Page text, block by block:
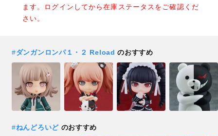
ます。ログインしてから在庫ステータスをご確認くだ
さい。
#ダンガンロンパ１・２ Reload のおすすめ
#ねんどろいどのおすすめ